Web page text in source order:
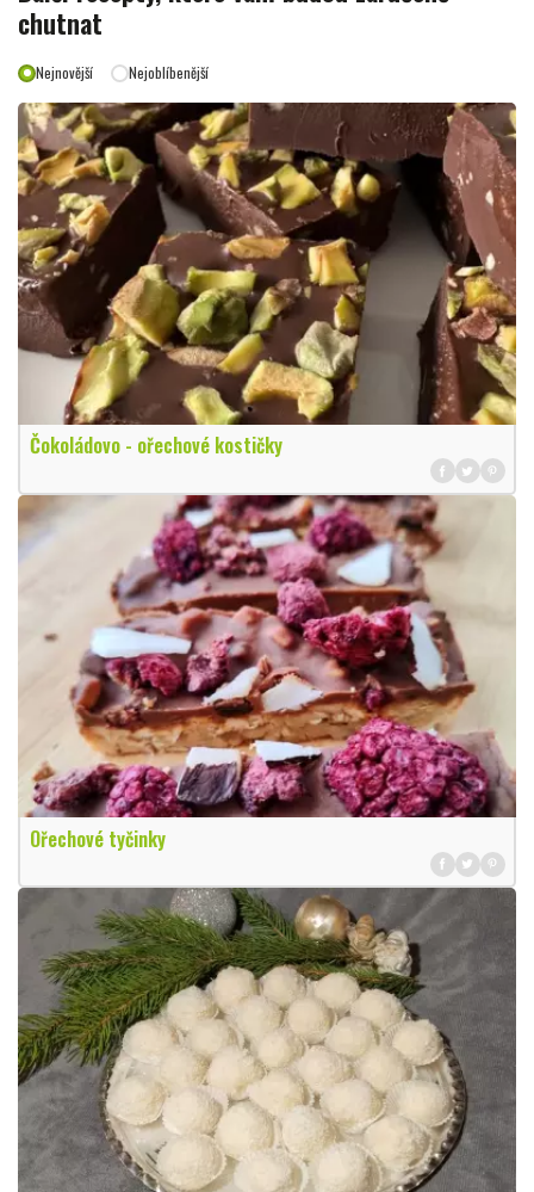
chutnat
Nejnovější Nejoblíbenější
Čokoládovo - ořechové kostičky
Ořechové tyčinky